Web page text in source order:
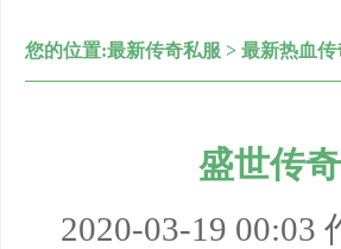
您的位置:最新传奇私服 > 最新热血传
盛世传
2020-03-19 00:03